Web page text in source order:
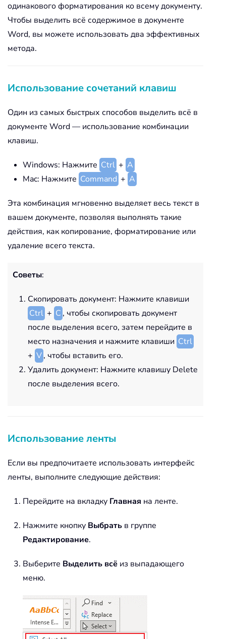
одинакового форматирования ко всему документу.
Чтобы выделить всё содержимое в документе
Word, вы можете использовать два эффективных
метода.
Использование сочетаний клавиш
Один из самых быстрых способов выделить всё в
документе Word — использование комбинации
клавиш.
Windows: Нажмите Ctrl + A
Mac: Нажмите Command + A
Эта комбинация мгновенно выделяет весь текст в
вашем документе, позволяя выполнять такие
действия, как копирование, форматирование или
удаление всего текста.
Советы:
Скопировать документ: Нажмите клавиши
Ctrl + C , чтобы скопировать документ
после выделения всего, затем перейдите в
место назначения и нажмите клавиши Ctrl
+ V, чтобы вставить его.
Удалить документ: Нажмите клавишу Delete
после выделения всего.
Использование ленты
Если вы предпочитаете использовать интерфейс
ленты, выполните следующие действия:
Перейдите на вкладку Главная на ленте.
Нажмите кнопку Выбрать в группе
Редактирование.
Выберите Выделить всё из выпадающего
меню.